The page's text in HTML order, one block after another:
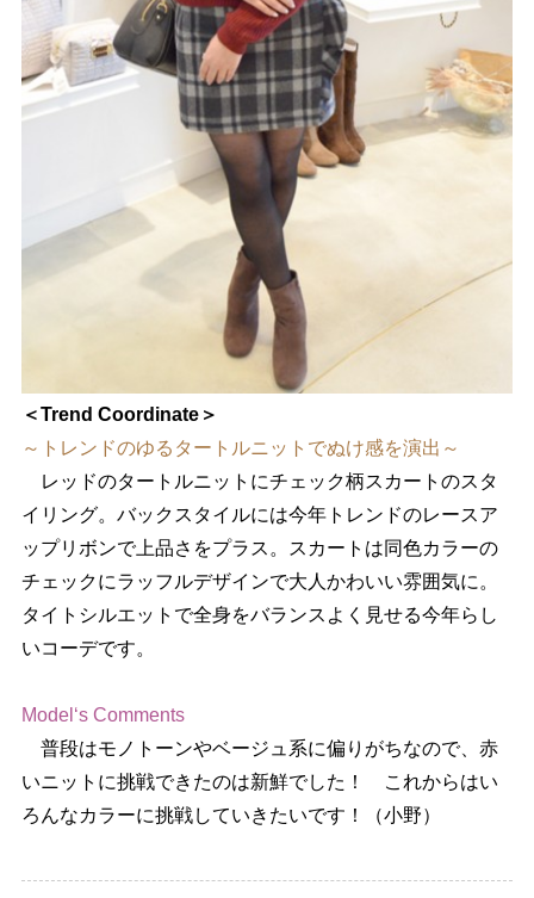
＜Trend Coordinate＞
～トレンドのゆるタートルニットでぬけ感を演出～
レッドのタートルニットにチェック柄スカートのスタ
イリング。バックスタイルには今年トレンドのレースア
ップリボンで上品さをプラス。スカートは同色カラーの
チェックにラッフルデザインで大人かわいい雰囲気に。
タイトシルエットで全身をバランスよく見せる今年らし
いコーデです。
Model‘s Comments
普段はモノトーンやベージュ系に偏りがちなので、赤
いニットに挑戦できたのは新鮮でした！ これからはい
ろんなカラーに挑戦していきたいです！（小野）